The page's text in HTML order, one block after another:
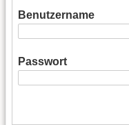
Benutzername
Passwort